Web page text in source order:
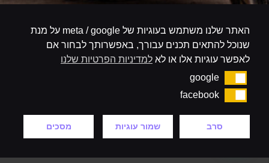
קניה באתר מאובטח
האתר שלנו משתמש בעוגיות של meta / google על מנת
שנוכל להתאים תכנים עבורך, באפשרותך לבחור אם
לאפשר עוגיות אלו או לא למדיניות הפרטיות שלנו
google
google
facebook
facebook
סרב שמור עוגיות מסכים